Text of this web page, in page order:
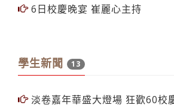
第5屆淡品獎 3單位蓄勢待發